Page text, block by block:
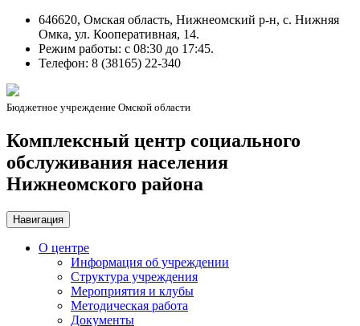
646620, Омская область, Нижнеомский р-н, с. Нижняя
Омка, ул. Кооперативная, 14.
Режим работы: c 08:30 до 17:45.
Телефон: 8 (38165) 22-340
Бюджетное учреждение Омской области
Комплексный центр социального
обслуживания населения
Нижнеомского района
Навигация
О центре
Информация об учреждении
Структура учреждения
Мероприятия и клубы
Методическая работа
Документы